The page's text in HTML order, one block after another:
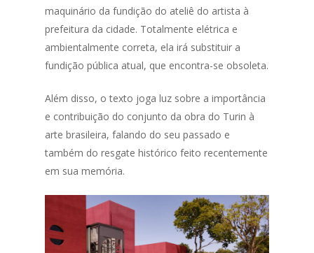
maquinário da fundição do ateliê do artista à
prefeitura da cidade. Totalmente elétrica e
ambientalmente correta, ela irá substituir a
fundição pública atual, que encontra-se obsoleta.
Além disso, o texto joga luz sobre a importância
e contribuição do conjunto da obra do Turin à
arte brasileira, falando do seu passado e
também do resgate histórico feito recentemente
em sua memória.